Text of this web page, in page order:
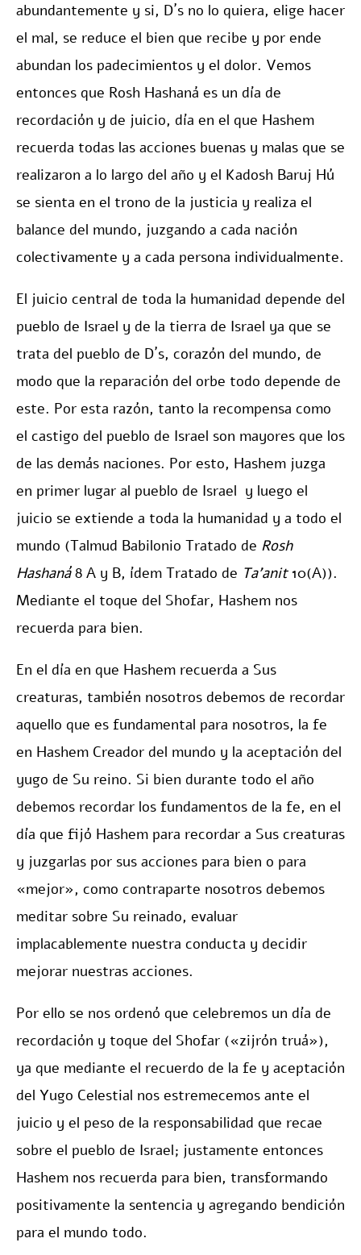
abundantemente y si, D´s no lo quiera, elige hacer
el mal, se reduce el bien que recibe y por ende
abundan los padecimientos y el dolor. Vemos
entonces que Rosh Hashaná es un día de
recordación y de juicio, día en el que Hashem
recuerda todas las acciones buenas y malas que se
realizaron a lo largo del año y el Kadosh Baruj Hú
se sienta en el trono de la justicia y realiza el
balance del mundo, juzgando a cada nación
colectivamente y a cada persona individualmente.
El juicio central de toda la humanidad depende del
pueblo de Israel y de la tierra de Israel ya que se
trata del pueblo de D´s, corazón del mundo, de
modo que la reparación del orbe todo depende de
este. Por esta razón, tanto la recompensa como
el castigo del pueblo de Israel son mayores que los
de las demás naciones. Por esto, Hashem juzga
en primer lugar al pueblo de Israel y luego el
juicio se extiende a toda la humanidad y a todo el
mundo (Talmud Babilonio Tratado de Rosh
Hashaná8 A y B, ídem Tratado de Ta’anit10(A)).
Mediante el toque del Shofar, Hashem nos
recuerda para bien.
En el día en que Hashem recuerda a Sus
creaturas, también nosotros debemos de recordar
aquello que es fundamental para nosotros, la fe
en Hashem Creador del mundo y la aceptación del
yugo de Su reino. Si bien durante todo el año
debemos recordar los fundamentos de la fe, en el
día que fijó Hashem para recordar a Sus creaturas
y juzgarlas por sus acciones para bien o para
«mejor», como contraparte nosotros debemos
meditar sobre Su reinado, evaluar
implacablemente nuestra conducta y decidir
mejorar nuestras acciones.
Por ello se nos ordenó que celebremos un día de
recordación y toque del Shofar («zijrón truá»),
ya que mediante el recuerdo de la fe y aceptación
del Yugo Celestial nos estremecemos ante el
juicio y el peso de la responsabilidad que recae
sobre el pueblo de Israel; justamente entonces
Hashem nos recuerda para bien, transformando
positivamente la sentencia y agregando bendición
para el mundo todo.